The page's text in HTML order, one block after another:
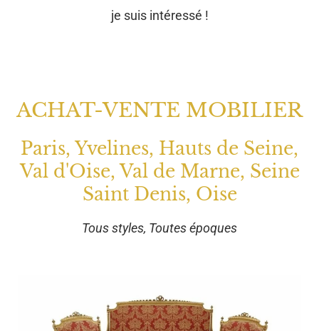
je suis intéressé !
ACHAT-VENTE MOBILIER
Paris, Yvelines, Hauts de Seine,
Val d'Oise, Val de Marne, Seine
Saint Denis, Oise
Tous styles, Toutes époques